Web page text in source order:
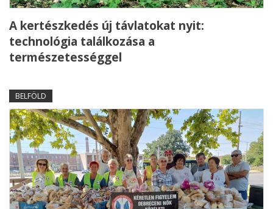
A kertészkedés új távlatokat nyit:
technológia találkozása a
természetességgel
BELFÖLD